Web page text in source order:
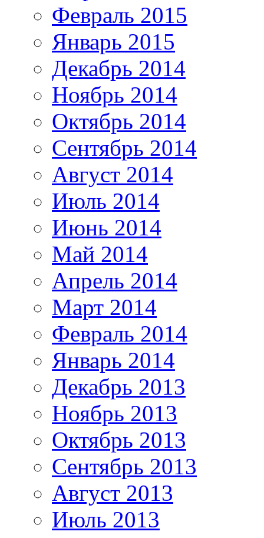
Февраль 2015
Январь 2015
Декабрь 2014
Ноябрь 2014
Октябрь 2014
Сентябрь 2014
Август 2014
Июль 2014
Июнь 2014
Май 2014
Апрель 2014
Март 2014
Февраль 2014
Январь 2014
Декабрь 2013
Ноябрь 2013
Октябрь 2013
Сентябрь 2013
Август 2013
Июль 2013